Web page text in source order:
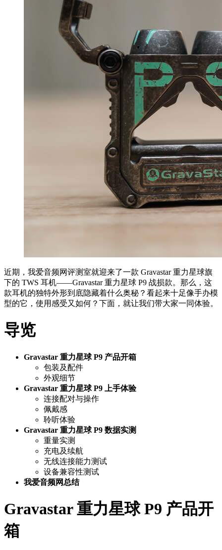
近期，我爱音频网评测室就迎来了一款 Gravastar 重力星球旗
下的 TWS 耳机——Gravastar 重力星球 P9 战损款。那么，这
款耳机的独特外形到底隐藏着什么奥秘？看起来十足像手办模
型的它，使用感受又如何？下面，就让我们带大家一同体验。
导览
Gravastar 重力星球 P9 产品开箱
包装及配件
外观细节
Gravastar 重力星球 P9 上手体验
连接配对与操作
佩戴感
聆听体验
Gravastar 重力星球 P9 数据实测
重量实测
充电及续航
无线连接能力测试
设备兼容性测试
我爱音频网总结
Gravastar 重力星球 P9 产品开
箱